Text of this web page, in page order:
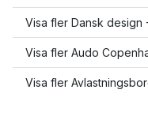
Visa fler Dansk design
Visa fler Audo
Visa fler